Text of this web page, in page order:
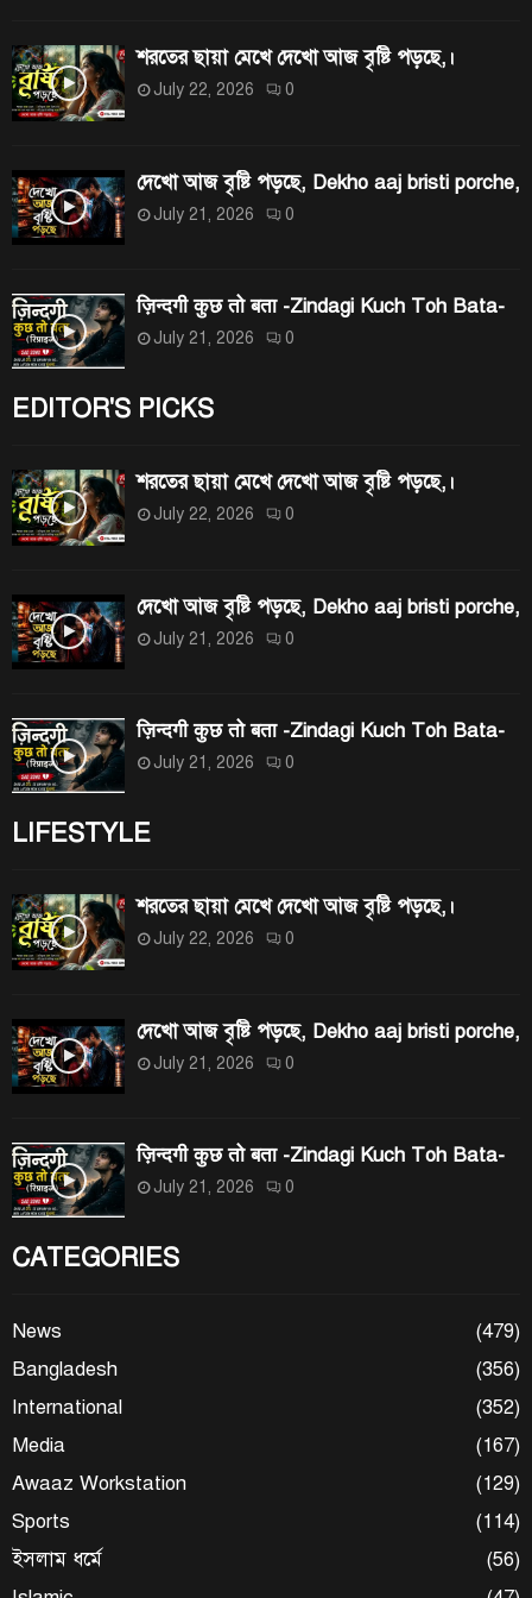
শরতের ছায়া মেখে দেখো আজ বৃষ্টি পড়ছে,।
July 22, 2026 0
দেখো আজ বৃষ্টি পড়ছে, Dekho aaj bristi porche,
July 21, 2026 0
ज़िन्दगी कुछ तो बता -Zindagi Kuch Toh Bata-
July 21, 2026 0
EDITOR'S PICKS
শরতের ছায়া মেখে দেখো আজ বৃষ্টি পড়ছে,।
July 22, 2026 0
দেখো আজ বৃষ্টি পড়ছে, Dekho aaj bristi porche,
July 21, 2026 0
ज़िन्दगी कुछ तो बता -Zindagi Kuch Toh Bata-
July 21, 2026 0
LIFESTYLE
শরতের ছায়া মেখে দেখো আজ বৃষ্টি পড়ছে,।
July 22, 2026 0
দেখো আজ বৃষ্টি পড়ছে, Dekho aaj bristi porche,
July 21, 2026 0
ज़िन्दगी कुछ तो बता -Zindagi Kuch Toh Bata-
July 21, 2026 0
CATEGORIES
News
(479)
Bangladesh
(356)
International
(352)
Media
(167)
Awaaz Workstation
(129)
Sports
(114)
ইসলাম ধর্মে
(56)